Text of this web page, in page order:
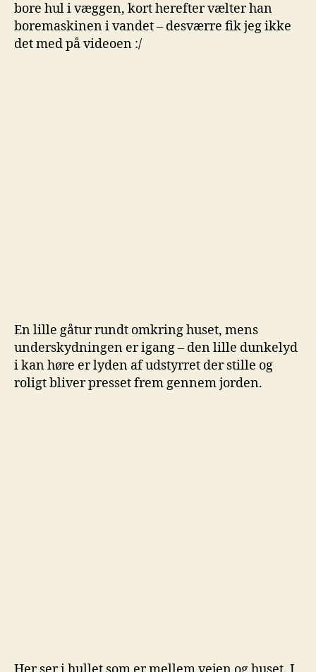
bore hul i væggen, kort herefter vælter han
boremaskinen i vandet – desværre fik jeg ikke
det med på videoen :/
En lille gåtur rundt omkring huset, mens
underskydningen er igang – den lille dunkelyd
i kan høre er lyden af udstyrret der stille og
roligt bliver presset frem gennem jorden.